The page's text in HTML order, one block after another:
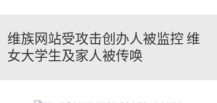
维族网站受攻击创办人被监控 维
女大学生及家人被传唤